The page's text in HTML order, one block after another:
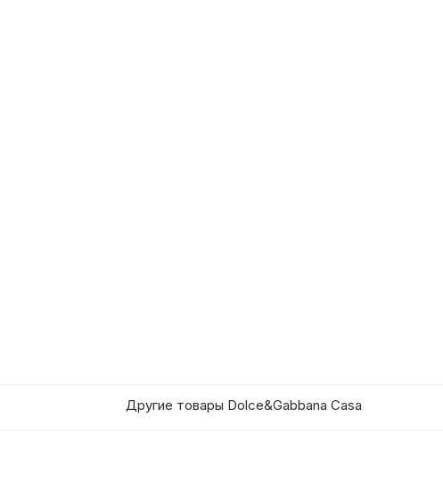
Другие товары Dolce&Gabbana Casa